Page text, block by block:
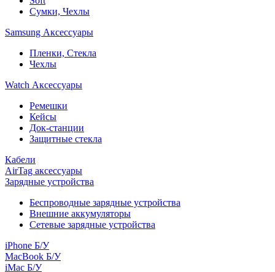
Сумки, Чехлы
Samsung Аксессуары
Пленки, Стекла
Чехлы
Watch Аксессуары
Ремешки
Кейсы
Док-станции
Защитные стекла
Кабели
AirTag аксессуары
Зарядные устройства
Беспроводные зарядные устройства
Внешние аккумуляторы
Сетевые зарядные устройства
iPhone Б/У
MacBook Б/У
iMac Б/У